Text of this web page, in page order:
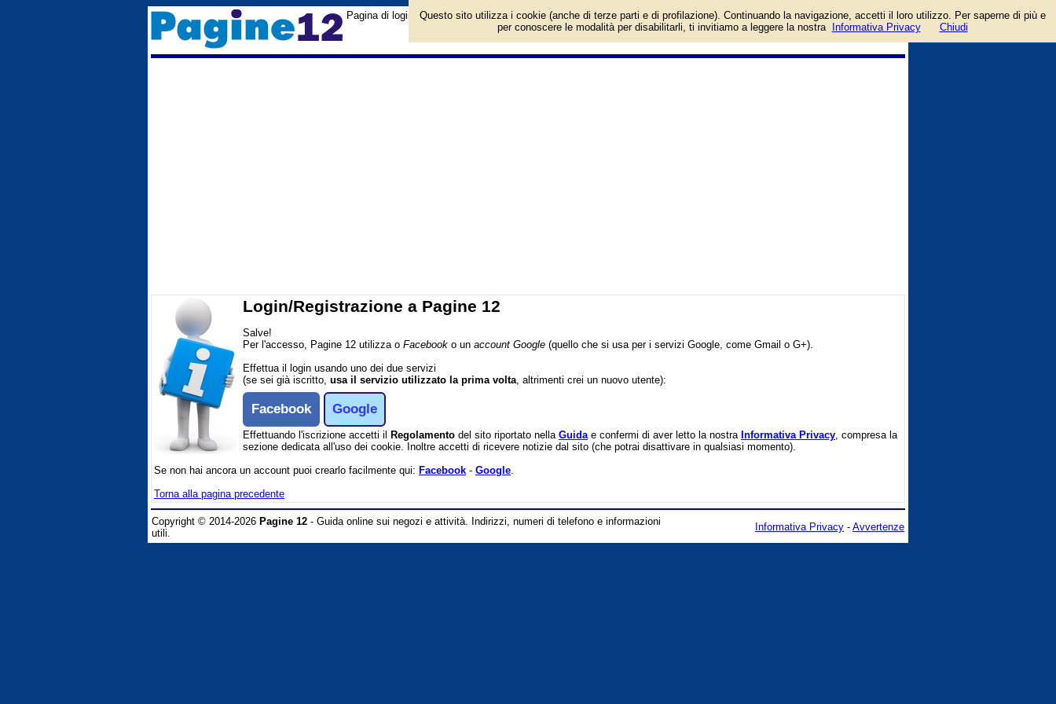
Pagina di login/registrazione al sito Pagine 12. Per l'accesso è richiesto un account facebook o google.
Login/Registrazione a Pagine 12
Salve!
Per l'accesso, Pagine 12 utilizza o Facebook o un account Google (quello che si usa per i servizi Google, come Gmail o G+).
Effettua il login usando uno dei due servizi
(se sei già iscritto, usa il servizio utilizzato la prima volta, altrimenti crei un nuovo utente):
Facebook Google
Effettuando l'iscrizione accetti il Regolamento del sito riportato nella Guidae confermi di aver letto la nostra Informativa Privacy, compresa la
sezione dedicata all'uso dei cookie. Inoltre accetti di ricevere notizie dal sito (che potrai disattivare in qualsiasi momento).
Se non hai ancora un account puoi crearlo facilmente qui: Facebook - Google.
Torna alla pagina precedente
Copyright © 2014-2026 Pagine 12 - Guida online sui negozi e attività. Indirizzi, numeri di telefono e informazioni
utili.
Informativa Privacy - Avvertenze
Questo sito utilizza i cookie (anche di terze parti e di profilazione). Continuando la navigazione, accetti il loro utilizzo. Per saperne di più e
per conoscere le modalità per disabilitarli, ti invitiamo a leggere la nostra
Informativa Privacy Chiudi